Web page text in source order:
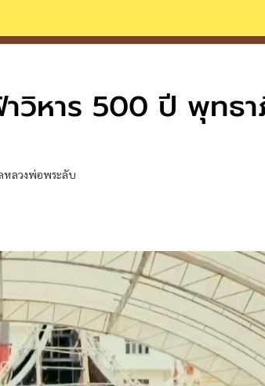
วิหาร 500 ปี พุทธา
หลวงพ่อพระลับ